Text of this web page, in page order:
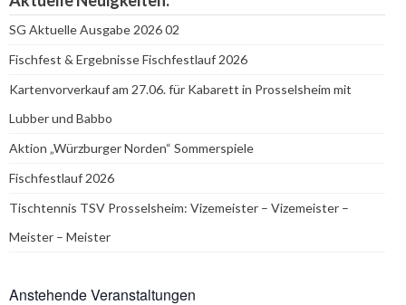
SG Aktuelle Ausgabe 2026 02
Fischfest & Ergebnisse Fischfestlauf 2026
Kartenvorverkauf am 27.06. für Kabarett in Prosselsheim mit
Lubber und Babbo
Aktion „Würzburger Norden“ Sommerspiele
Fischfestlauf 2026
Tischtennis TSV Prosselsheim: Vizemeister – Vizemeister –
Meister – Meister
Anstehende Veranstaltungen